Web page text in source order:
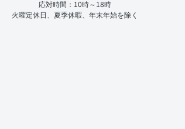
応対時間：10時～18時
火曜定休日、夏季休暇、年末年始を除く